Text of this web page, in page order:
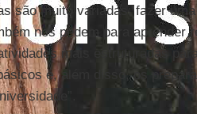
são muito variadas: fazer
nos pedem para aprender
mais estruturadas
e, além disso, os